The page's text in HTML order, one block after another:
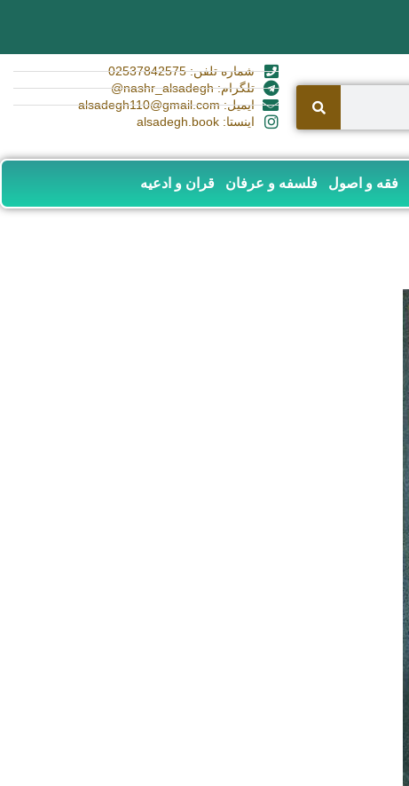
شماره تلفن: 02537842575
تلگرام: nashr_alsadegh@
ایمیل: alsadegh110@gmail.com
اینستا: alsadegh.book
فقه و اصول فلسفه و عرفان قران و ادعیه